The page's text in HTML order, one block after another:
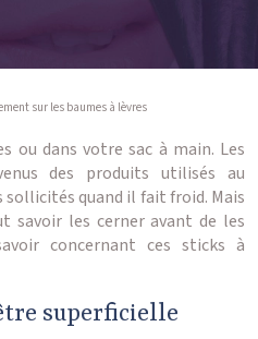
sur les baumes à lèvres
ou dans votre sac à main. Les
des produits utilisés au
quand il fait froid. Mais
savoir les cerner avant de les
concernant ces sticks à
superficielle